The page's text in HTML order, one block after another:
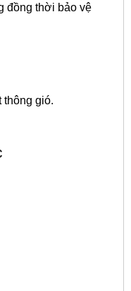
đồng thời bảo vệ
thông gió.